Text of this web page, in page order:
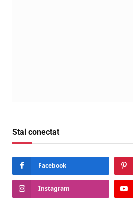
Stai conectat
Facebook
Instagram